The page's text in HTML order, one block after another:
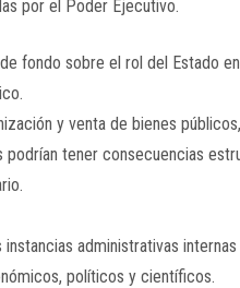
por el Poder Ejecutivo.
fondo sobre el rol del Estado
y venta de bienes
tener consecuencias
administrativas
políticos y científicos.